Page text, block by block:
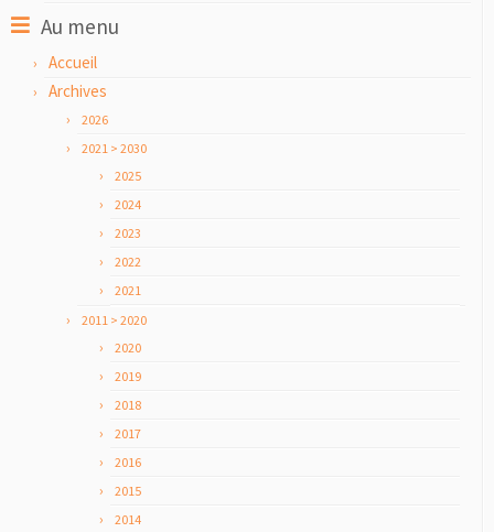
Au menu
Accueil
Archives
2026
2021 > 2030
2025
2024
2023
2022
2021
2011 > 2020
2020
2019
2018
2017
2016
2015
2014